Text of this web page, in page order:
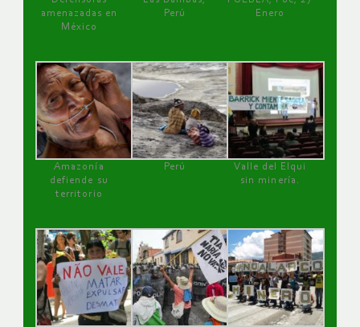
amenazadas en
México
Perú
Enero
Amazonía
defiende su
territorio
Perú
Valle del Elqui
sin minería.